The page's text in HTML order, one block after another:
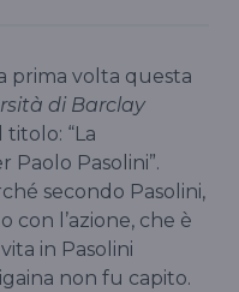
prima volta questa
di Barclay
“La
Paolo Pasolini”.
secondo Pasolini,
con l’azione, che è
in Pasolini
non fu capito.